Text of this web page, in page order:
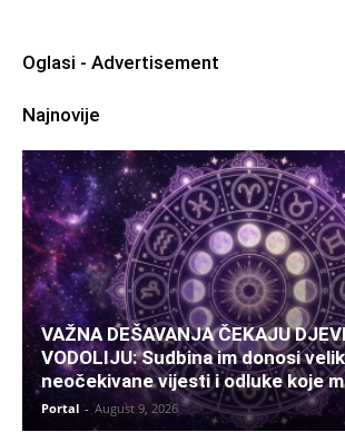
Oglasi - Advertisement
Najnovije
VAŽNA DEŠAVANJA ČEKAJU
VODOLIJU: Sudbina im donosi
neočekivane vijesti i odluke koje
Portal - August 9, 2026